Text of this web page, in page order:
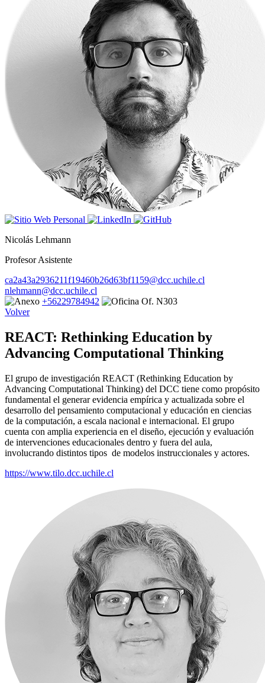
Nicolás Lehmann
Profesor Asistente
ca2a43a2936211f19460b26d63bf1159@dcc.uchile.cl
nlehmann@dcc.uchile.cl
+56229784942
Of. N303
Volver
REACT: Rethinking Education by
Advancing Computational Thinking
El grupo de investigación REACT (Rethinking Education by
Advancing Computational Thinking) del DCC tiene como propósito
fundamental el generar evidencia empírica y actualizada sobre el
desarrollo del pensamiento computacional y educación en ciencias
de la computación, a escala nacional e internacional. El grupo
cuenta con amplia experiencia en el diseño, ejecución y evaluación
de intervenciones educacionales dentro y fuera del aula,
involucrando distintos tipos de modelos instruccionales y actores.
https://www.tilo.dcc.uchile.cl